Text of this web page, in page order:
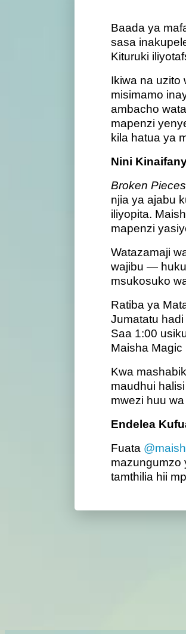
Baada ya
sasa
Kituruki
Ikiwa na uzito
misimamo
ambacho
mapenzi
kila hatua ya
Nini
Broken Pieces
njia ya ajabu
iliyopita.
mapenzi
Watazamaji
wajibu —
msukosuko
Ratiba ya
Jumatatu hadi
Saa 1:00
Maisha
Kwa
maudhui
mwezi huu
Endelea
Fuata
mazungumzo
tamthilia hii